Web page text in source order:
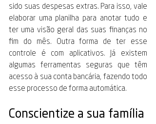
sido suas despesas extras. Para isso, vale
elaborar uma planilha para anotar tudo e
ter uma visão geral das suas finanças no
fim do mês. Outra forma de ter esse
controle é com aplicativos. Já existem
algumas ferramentas seguras que têm
acesso à sua conta bancária, fazendo todo
esse processo de forma automática.
Conscientize a sua família